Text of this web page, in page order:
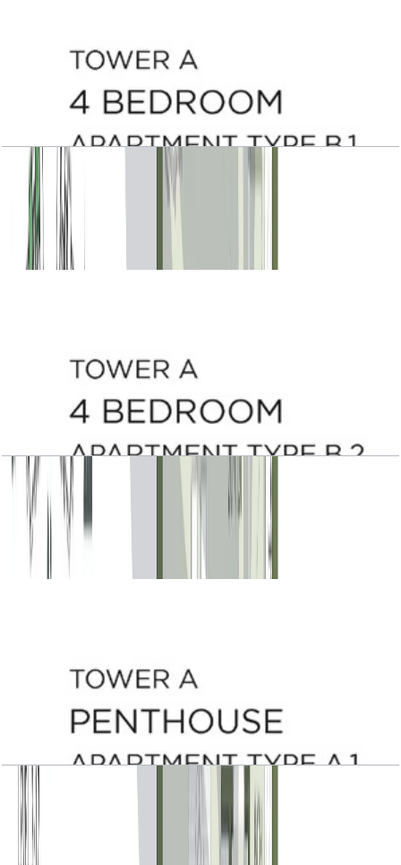
Central Park Plaza, Tower A, 4 BR, Type B.1,
Level 18, 2917 SQFT
باز کردن چیدمان
Central Park Plaza, Tower A, 4 BR, Type B.2,
Level 19-20, 2803 SQFT
باز کردن چیدمان
Central Park Plaza, Tower A, Penthouse, Type
A.1, Level 21, 9444 SQFT